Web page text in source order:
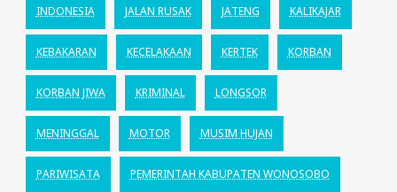
INDONESIA JALAN RUSAK JATENG KALIKAJAR
KEBAKARAN KECELAKAAN KERTEK KORBAN
KORBAN JIWA KRIMINAL LONGSOR
MENINGGAL MOTOR MUSIM HUJAN
PARIWISATA PEMERINTAH KABUPATEN WONOSOBO